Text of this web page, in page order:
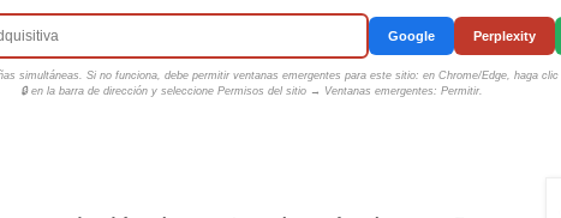
Google Perplexity
simultáneas. Si no funciona, debe permitir ventanas emergentes para este sitio: en Chrome/Edge, haga
🔒 en la barra de dirección y seleccione Permisos del sitio → Ventanas emergentes: Permitir.